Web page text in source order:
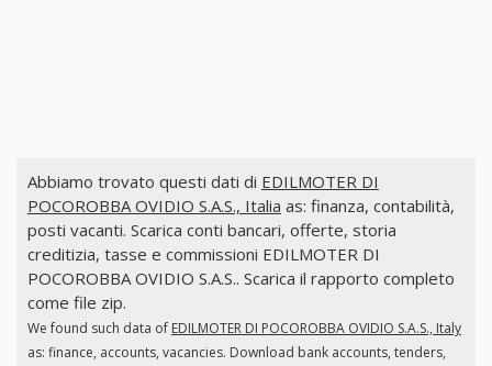
Abbiamo trovato questi dati di EDILMOTER DI
POCOROBBA OVIDIO S.A.S., Italia as: finanza, contabilità,
posti vacanti. Scarica conti bancari, offerte, storia
creditizia, tasse e commissioni EDILMOTER DI
POCOROBBA OVIDIO S.A.S.. Scarica il rapporto completo
come file zip.
We found such data of EDILMOTER DI POCOROBBA OVIDIO S.A.S., Italy
as: finance, accounts, vacancies. Download bank accounts, tenders,